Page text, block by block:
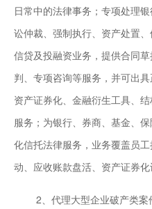
日常中的法律事务； 专项处理
讼仲裁、强制执行、资产处置
信贷及投融资业务，提供合同
判、专项咨询等服务，并可出
资产证券化、金融衍生工具、
服务；为银行、券商、基金、
化信托法律服务，业务覆盖员
动、应收账款盘活、资产证券化
2、代理大型企业破产类案